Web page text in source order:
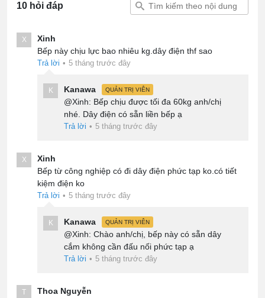
10 hỏi đáp
X
Xinh
Bếp này chịu lực bao nhiêu kg.dây điện thf sao
Trả lời • 5 tháng trước đây
K Kanawa QUẢN TRỊ VIÊN
@Xinh: Bếp chịu được tối đa 60kg anh/chị
nhé. Dây điện có sẵn liền bếp ạ
Trả lời • 5 tháng trước đây
X
Xinh
Bếp từ công nghiệp có đi dây điện phức tạp ko.có tiết
kiệm điện ko
Trả lời • 5 tháng trước đây
K Kanawa QUẢN TRỊ VIÊN
@Xinh: Chào anh/chị, bếp này có sẵn dây
cắm không cần đấu nối phức tạp ạ
Trả lời • 5 tháng trước đây
T
Thoa Nguyễn